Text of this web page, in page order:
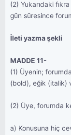
(2) Yukarıdaki
gün süresince
İleti yazma şekli
MADDE 11-
(1) Üyenin;
(bold), eğik (italik)
(2) Üye, forumda
a) Konusuna hiç